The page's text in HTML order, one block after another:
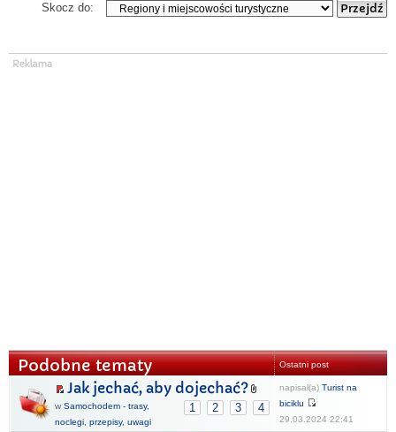
Skocz do:
Podobne tematy Ostatni post
Jak jechać, aby dojechać?
1 2 3 4
w Samochodem - trasy,
noclegi, przepisy, uwagi
napisał(a) Turist na
biciklu
29.03.2024 22:41